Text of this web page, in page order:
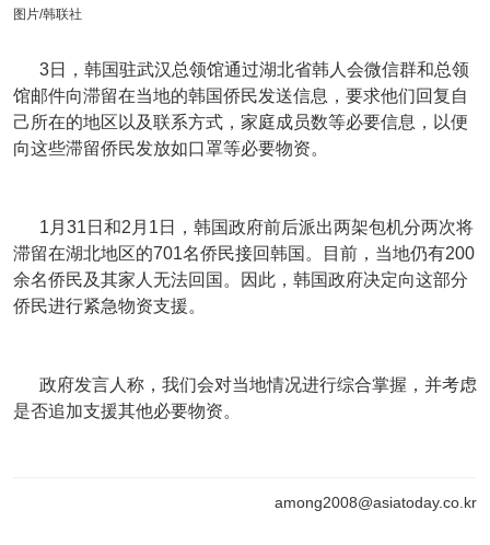
图片/韩联社
3日，韩国驻武汉总领馆通过湖北省韩人会微信群和总领
馆邮件向滞留在当地的韩国侨民发送信息，要求他们回复自
己所在的地区以及联系方式，家庭成员数等必要信息，以便
向这些滞留侨民发放如口罩等必要物资。
1月31日和2月1日，韩国政府前后派出两架包机分两次将
滞留在湖北地区的701名侨民接回韩国。目前，当地仍有200
余名侨民及其家人无法回国。因此，韩国政府决定向这部分
侨民进行紧急物资支援。
政府发言人称，我们会对当地情况进行综合掌握，并考虑
是否追加支援其他必要物资。
among2008@asiatoday.co.kr